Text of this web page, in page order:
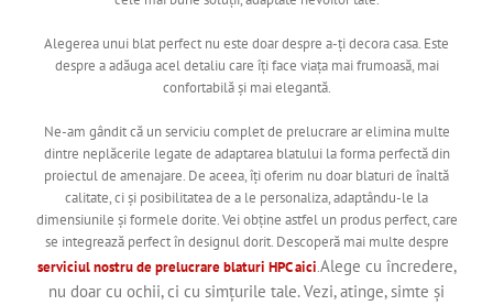
Alegerea unui blat perfect nu este doar despre a-ți decora casa. Este
despre a adăuga acel detaliu care îți face viața mai frumoasă, mai
confortabilă și mai elegantă.
Ne-am gândit că un serviciu complet de prelucrare ar elimina multe
dintre neplăcerile legate de adaptarea blatului la forma perfectă din
proiectul de amenajare. De aceea, îți oferim nu doar blaturi de înaltă
calitate, ci și posibilitatea de a le personaliza, adaptându-le la
dimensiunile și formele dorite. Vei obține astfel un produs perfect, care
se integrează perfect în designul dorit. Descoperă mai multe despre
serviciul nostru de prelucrare blaturi HPC aici.Alege cu încredere,
nu doar cu ochii, ci cu simțurile tale. Vezi, atinge, simte și